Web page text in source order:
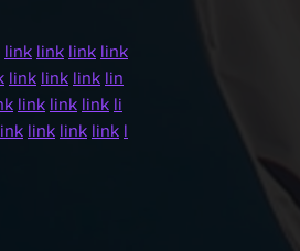
link link link link
link link link lin
link link link li
link link link l